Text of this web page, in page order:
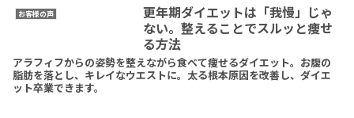
お客様の声
更年期ダイエットは「我慢」じゃ
ない。整えることでスルッと痩せ
る方法
アラフィフからの姿勢を整えながら食べて痩せるダイエット。お腹の
脂肪を落とし、キレイなウエストに。太る根本原因を改善し、ダイエ
ット卒業できます。